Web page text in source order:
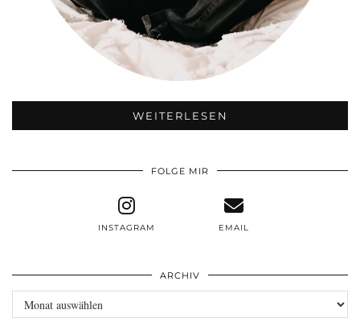
WEITERLESEN
FOLGE MIR
INSTAGRAM EMAIL
ARCHIV
Archiv